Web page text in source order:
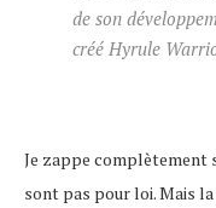
de son
créé Hyrule
Je zappe complètement
sont pas pour loi. Mais